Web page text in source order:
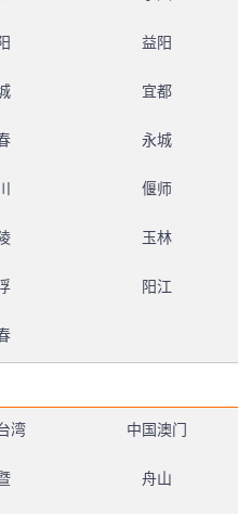
益阳
宜都
永城
偃师
玉林
阳江
湾 中国澳门
舟山